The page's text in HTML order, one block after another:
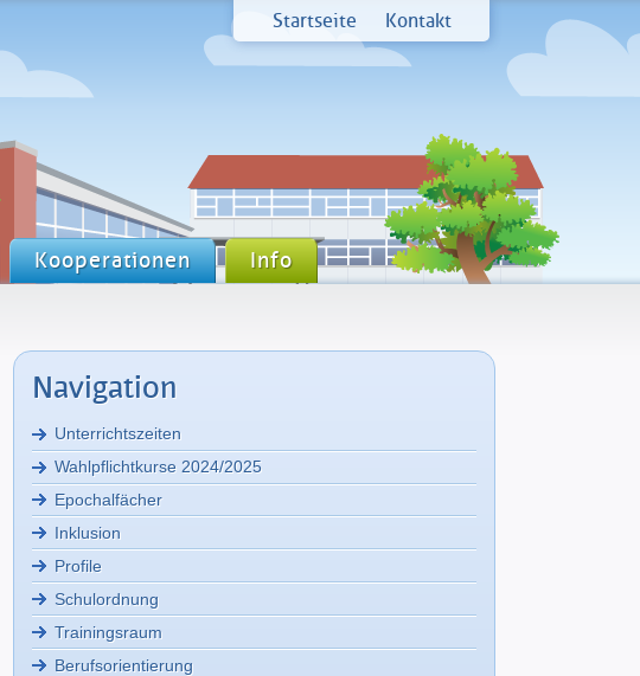
Startseite Kontakt
Kooperationen Info
Navigation
Unterrichtszeiten
Wahlpflichtkurse 2024/2025
Epochalfächer
Inklusion
Profile
Schulordnung
Trainingsraum
Berufsorientierung